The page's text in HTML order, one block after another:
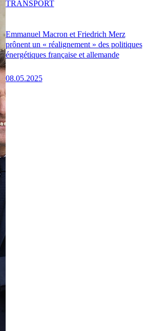
Emmanuel Macron et Friedrich Merz
prônent un « réalignement » des politiques
énergétiques française et allemande
08.05.2025
TRANSPORT